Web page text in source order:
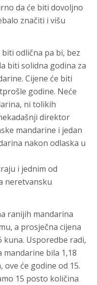
da će biti dovoljno
značiti i višu
odlična pa bi, bez
biti solidna godina za
Cijene će biti
godine. Neće
ni tolikih
direktor
mandarine i jedan
nakon odlaska u
i jednim od
neretvansku
ranijih mandarina
a prosječna cijena
Usporedbe radi,
bila 1,18
ove će godine od 15.
15 posto količina